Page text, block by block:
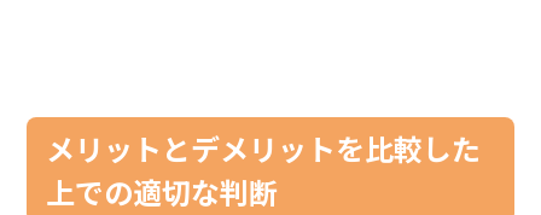
メリットとデメリットを比較した
上での適切な判断